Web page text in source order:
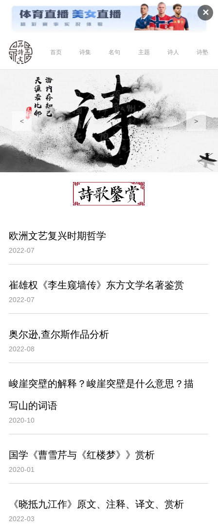
✕
首页 诗集 名句 主题 诗人 诗塾
< >
欧洲文艺复兴时期哲学
2022-07
崔雄权《李生窥墙传》东方文学名著鉴赏
2022-07
奥尔逊,查尔斯作品分析
2022-08
峻崖突壁的解释？峻崖突壁是什么意思？描
写山的词语
2020-10
国学《曹雪芹与《红楼梦》》赏析
2020-01
《晓抵九江作》原文、注释、译文、赏析
2022-03